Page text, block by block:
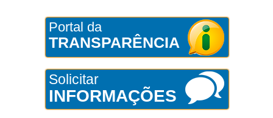
Portal da
TRANSPARÊNCIA
Solicitar
INFORMAÇÕES